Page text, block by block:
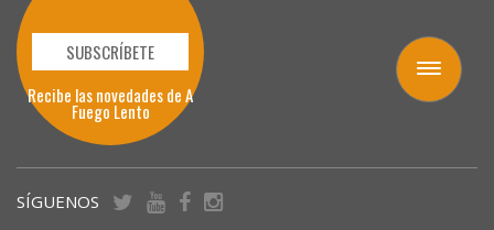
Toggle
navigation
SUBSCRÍBETE
Recibe las novedades de A
Fuego Lento
SÍGUENOS